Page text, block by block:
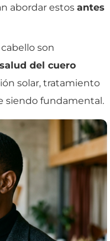
abordar estos antes
son
salud del cuero
solar, tratamiento
siendo fundamental.